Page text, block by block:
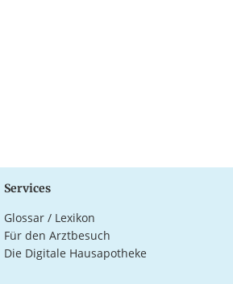
Services
Glossar / Lexikon
Für den Arztbesuch
Die Digitale Hausapotheke